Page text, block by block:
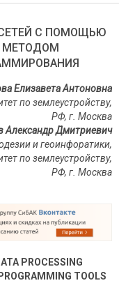
С ПОМОЩЬЮ
И МЕТОДОМ
Елизавета Антоновна
по землеустройству,
РФ, г. Москва
Александр Дмитриевич
и геоинфоратики,
по землеустройству,
РФ, г Москва
PROCESSING
TOOLS